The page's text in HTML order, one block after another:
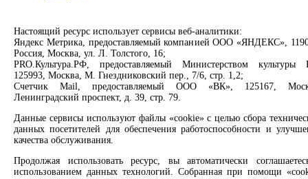
Продлить книгу
Спроси библиотекаря
Спроси краеведа
Оцените качество услуг
Направить обращение директору
Соцсети
Вконтакте
Одноклассники
Max
Настоящий ресурс использует сервисы веб-аналитики:
Яндекс Метрика, предоставляемый компанией ООО «ЯНДЕКС»,
Россия, Москва, ул. Л. Толстого, 16;
PRO.Культура.РФ, предоставляемый Министерством культуры
125993, Москва, М. Гнездниковский пер., 7/6, стр. 1,2;
Счетчик Mail, предоставляемый ООО «ВК», 125167,
Ленинградский проспект, д. 39, стр. 79.
Данные сервисы используют файлы «cookie» с целью сбора
данных посетителей для обеспечения работоспособности и
качества обслуживания.
Продолжая использовать ресурс, вы автоматически
использованием данных технологий. Собранная при помощи